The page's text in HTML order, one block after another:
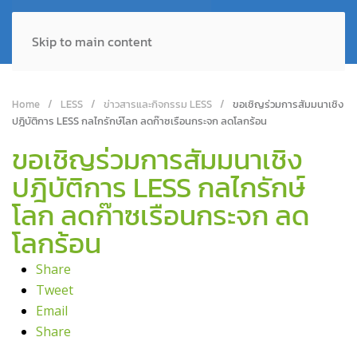
Skip to main content
Home LESS ข่าวสารและกิจกรรม LESS
ขอเชิญร่วมการสัมมนาเชิง
ปฎิบัติการ LESS กลไกรักษ์โลก ลดก๊าซเรือนกระจก ลดโลกร้อน
ขอเชิญร่วมการสัมมนาเชิง
ปฎิบัติการ LESS กลไกรักษ์
โลก ลดก๊าซเรือนกระจก ลด
โลกร้อน
Share
Tweet
Email
Share